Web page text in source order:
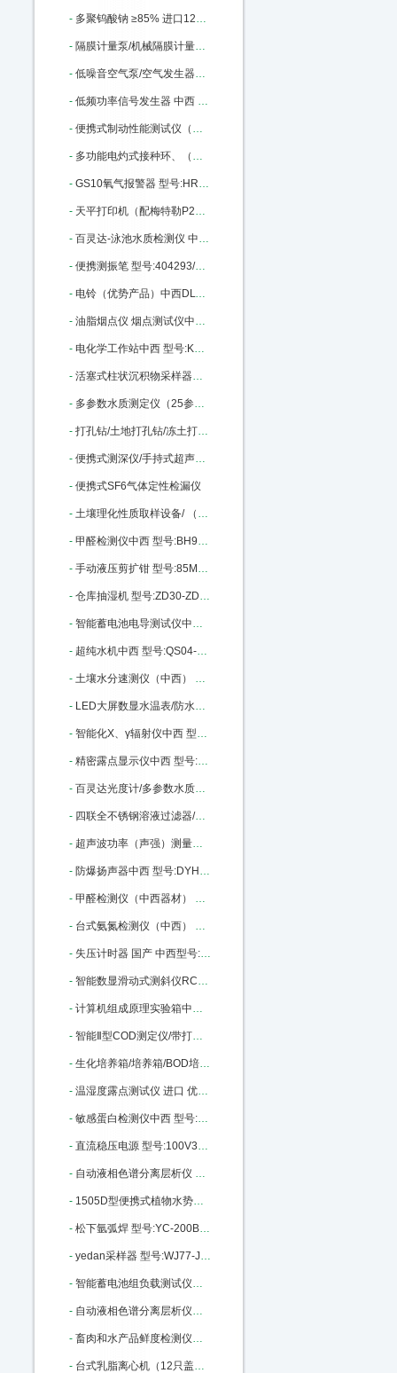
- 多聚钨酸钠 ≥85% 进口12141-67-2 ≥85% 100g 中西 型号:BS32-71913库号：M335373
- 隔膜计量泵/机械隔膜计量泵 中西型号:YL01-GM0050库号：M342422
- 低噪音空气泵/空气发生器（中西器材）优势 型号:AJ27/SGK-5LB库号：M368735
- 低频功率信号发生器 中西 型号:HWY4-ZN1040C库号：M377837
- 便携式制动性能测试仪（手持式、带制动曲线）中西 型号:XAKJ3-WZD-H库号：M377990
- 多功能电灼式接种环、（针）/红外灭菌器 中西 型号:HS16-008A库号：M378866
- GS10氧气报警器 型号:HR79-GS10-O2库号：M391733
- 天平打印机（配梅特勒P28型打印机）中西 型号:KY56/110ME库号：M402704
- 百灵达-泳池水质检测仪 中西型号:BH011 - Pooltest6库号：M403464
- 便携测振笔 型号:404293/ZX10-YV260库号：M404293
- 电铃（优势产品）中西DLT100 型号:BC10-DLT100库号：M360938
- 油脂烟点仪 烟点测试仪中西 型号:YD-1库号：M406128
- 电化学工作站中西 型号:KS-CS300H库号：M406130
- 活塞式柱状沉积物采样器（5米）中西 型号:KH77-XDB0204库号：M1666
- 多参数水质测定仪（25参数） 型号:SH50-XZ-0125库号：M23001
- 打孔钻/土地打孔钻/冻土打孔钻/冰层上钻孔机中西 型号:KH05-KHT-QD库号：M23011
- 便携式测深仪/手持式超声波水深仪中西 型号:MH-SX300库号：M33491
- 便携式SF6气体定性检漏仪
- 土壤理化性质取样设备/ （中西器材） 型号:HB68/BJX1-3库号：M236791
- 甲醛检测仪中西 型号:BH93-XK-A3C库号：M291545
- 手动液压剪扩钳 型号:85M301027库号：M301027
- 仓库抽湿机 型号:ZD30-ZD-8138C库号：M406049
- 智能蓄电池电导测试仪中西 型号:TY13-OBT-6650库号：M396703
- 超纯水机中西 型号:QS04-PLEW-10-DI库号：M403444
- 土壤水分速测仪（中西） 型号:RZ23-MP-508 库号：M406045
- LED大屏数显水温表/防水探头电子水温表/数字温度表0-99度 型号:LC32-0-99库号：M19135
- 智能化X、γ辐射仪中西 型号:BMW-REN500B库号：M76235
- 精密露点显示仪中西 型号:LSTK0-Optidew Vision库号：M247558
- 百灵达光度计/多参数水质分析仪中西 型号:RS02-7100库号：M330544
- 四联全不锈钢溶液过滤器/不锈钢过滤器 架子 型号:MT-04库号：M365609
- 超声波功率（声强）测量仪中西 （标准型） 型号:CS33-YP0511A库号：M404559
- 防爆扬声器中西 型号:DYH-5库号：M406025
- 甲醛检测仪（中西器材） 型号:GA27-500B库号：M406029
- 台式氨氮检测仪（中西） 型号:NH-1CA库号：M33470
- 失压计时器 国产 中西型号:JSY-3B1A库号：M138218
- 智能数显滑动式测斜仪RC01/HCX-5中西器型号: RC01/HCX-5 库号：M181541
- 计算机组成原理实验箱中西 型号:MH80-CP226库号：M290975
- 智能Ⅱ型COD测定仪/带打印，连接电脑（中西） 型号:CH10-2M库号：M318861
- 生化培养箱/培养箱/BOD培养箱 型号:CH10-150L库号：M318867
- 温湿度露点测试仪 进口 优势型号:SH7-6003库号：M392569
- 敏感蛋白检测仪中西 型号:MP01-TANNOMETRE库号：M406006
- 直流稳压电源 型号:100V30A库号：M406010
- 自动液相色谱分离层析仪 型号:MD99-3库号：M405990
- 1505D型便携式植物水势压力室 型号:ZX56-1505D库号：M405992
- 松下氩弧焊 型号:YC-200BL库号：M405995
- yedan采样器 型号:WJ77-JN3015-330ML库号：M347493
- 智能蓄电池组负载测试仪中西 型号:NYN-FZY-220-20库号：M364905
- 自动液相色谱分离层析仪（组合式）中西 型号:MC99-3库号：M405978
- 畜肉和水产品鲜度检测仪（中西器材） 型号:FX26-CSY-DS803库号：M203049
- 台式乳脂离心机（12只盖勃氏乳脂计）中西 型号:ZX8M/RZ50库号：M388599